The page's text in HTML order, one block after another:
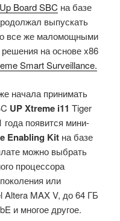
Up Board SBC на базе
выпускать
все же маломощными
на основе x86
Smart Surveillance.
начала принимать
UP Xtreme i11 Tiger
года появится мини-
Enabling Kit на базе
можно выбрать
процессора
или
Altera MAX V, до 64 ГБ
и многое другое.